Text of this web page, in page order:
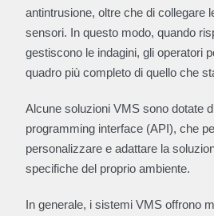
antintrusione, oltre che di collegare
sensori. In questo modo, quando
gestiscono le indagini, gli operatori
quadro più completo di quello che
Alcune soluzioni VMS sono dotate
programming interface (API), che
personalizzare e adattare la
specifiche del proprio ambiente.
In generale, i sistemi VMS offrono